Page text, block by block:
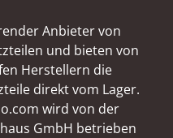
Anbieter von
und bieten von
Herstellern die
direkt vom Lager.
wird von der
GmbH betrieben